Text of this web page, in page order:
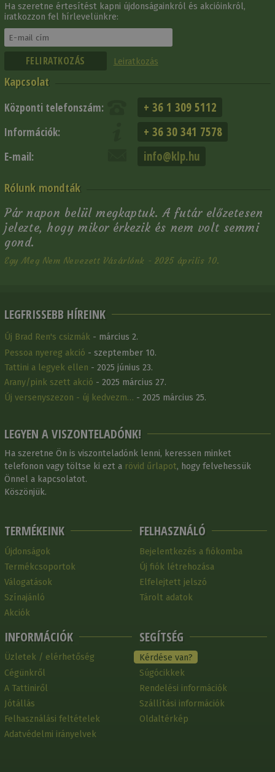
Ha szeretne értesítést kapni újdonságainkról és akcióinkról,
iratkozzon fel hírlevelünkre:
Leiratkozás
Kapcsolat
Központi telefonszám: + 36 1 309 5112
Információk: + 36 30 341 7578
E-mail: info@klp.hu
Rólunk mondták
Pár napon belül megkaptuk. A futár előzetesen
jelezte, hogy mikor érkezik és nem volt semmi
gond.
Egy Meg Nem Nevezett Vásárlónk - 2025 április 10.
LEGFRISSEBB HÍREINK
Új Brad Ren's csizmák - március 2.
Pessoa nyereg akció - szeptember 10.
Tattini a legyek ellen - 2025 június 23.
Arany/pink szett akció - 2025 március 27.
Új versenyszezon - új kedvezm… - 2025 március 25.
LEGYEN A VISZONTELADÓNK!
Ha szeretne Ön is viszonteladónk lenni, keressen minket
telefonon vagy töltse ki ezt a rövid űrlapot, hogy felvehessük
Önnel a kapcsolatot.
Köszönjük.
TERMÉKEINK
Újdonságok
Termékcsoportok
Válogatások
Színajánló
Akciók
INFORMÁCIÓK
Üzletek / elérhetőség
Cégünkről
A Tattiniről
Jótállás
Felhasználási feltételek
Adatvédelmi irányelvek
FELHASZNÁLÓ
Bejelentkezés a fiókomba
Új fiók létrehozása
Elfelejtett jelszó
Tárolt adatok
SEGÍTSÉG
Kérdése van?
Súgócikkek
Rendelési információk
Szállítási információk
Oldaltérkép